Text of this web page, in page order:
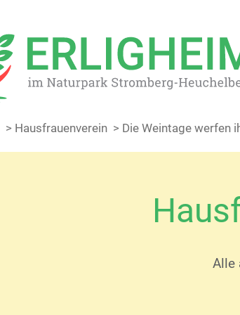
> Hausfrauenverein > Die Weintage werfen
Alle